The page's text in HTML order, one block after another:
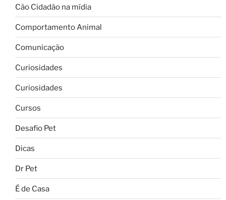
Cão Cidadão na mídia
Comportamento Animal
Comunicação
Curiosidades
Curiosidades
Cursos
Desafio Pet
Dicas
Dr Pet
É de Casa